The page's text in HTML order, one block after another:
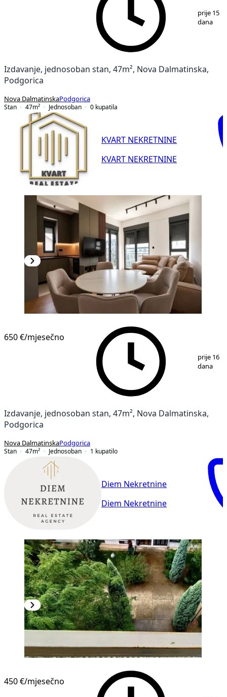
prije 15
dana
Izdavanje, jednosoban stan, 47m², Nova Dalmatinska,
Podgorica
Nova DalmatinskaPodgorica
Stan
47m² Jednosoban 0 kupatila
KVART NEKRETNINE
KVART NEKRETNINE
650 €/mjesečno
prije 16
dana
Izdavanje, jednosoban stan, 47m², Nova Dalmatinska,
Podgorica
Nova DalmatinskaPodgorica
Stan
47m² Jednosoban 1 kupatilo
Diem Nekretnine
Diem Nekretnine
450 €/mjesečno